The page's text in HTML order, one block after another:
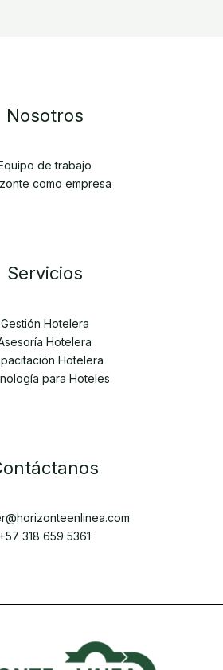
Nosotros
de trabajo
como empresa
Servicios
Gestión Hotelera
Hotelera
Hotelera
para Hoteles
+57 318 659 5361